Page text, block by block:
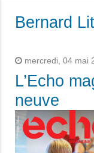
Bernard
mercredi, 04 mai
L’Echo
neuve